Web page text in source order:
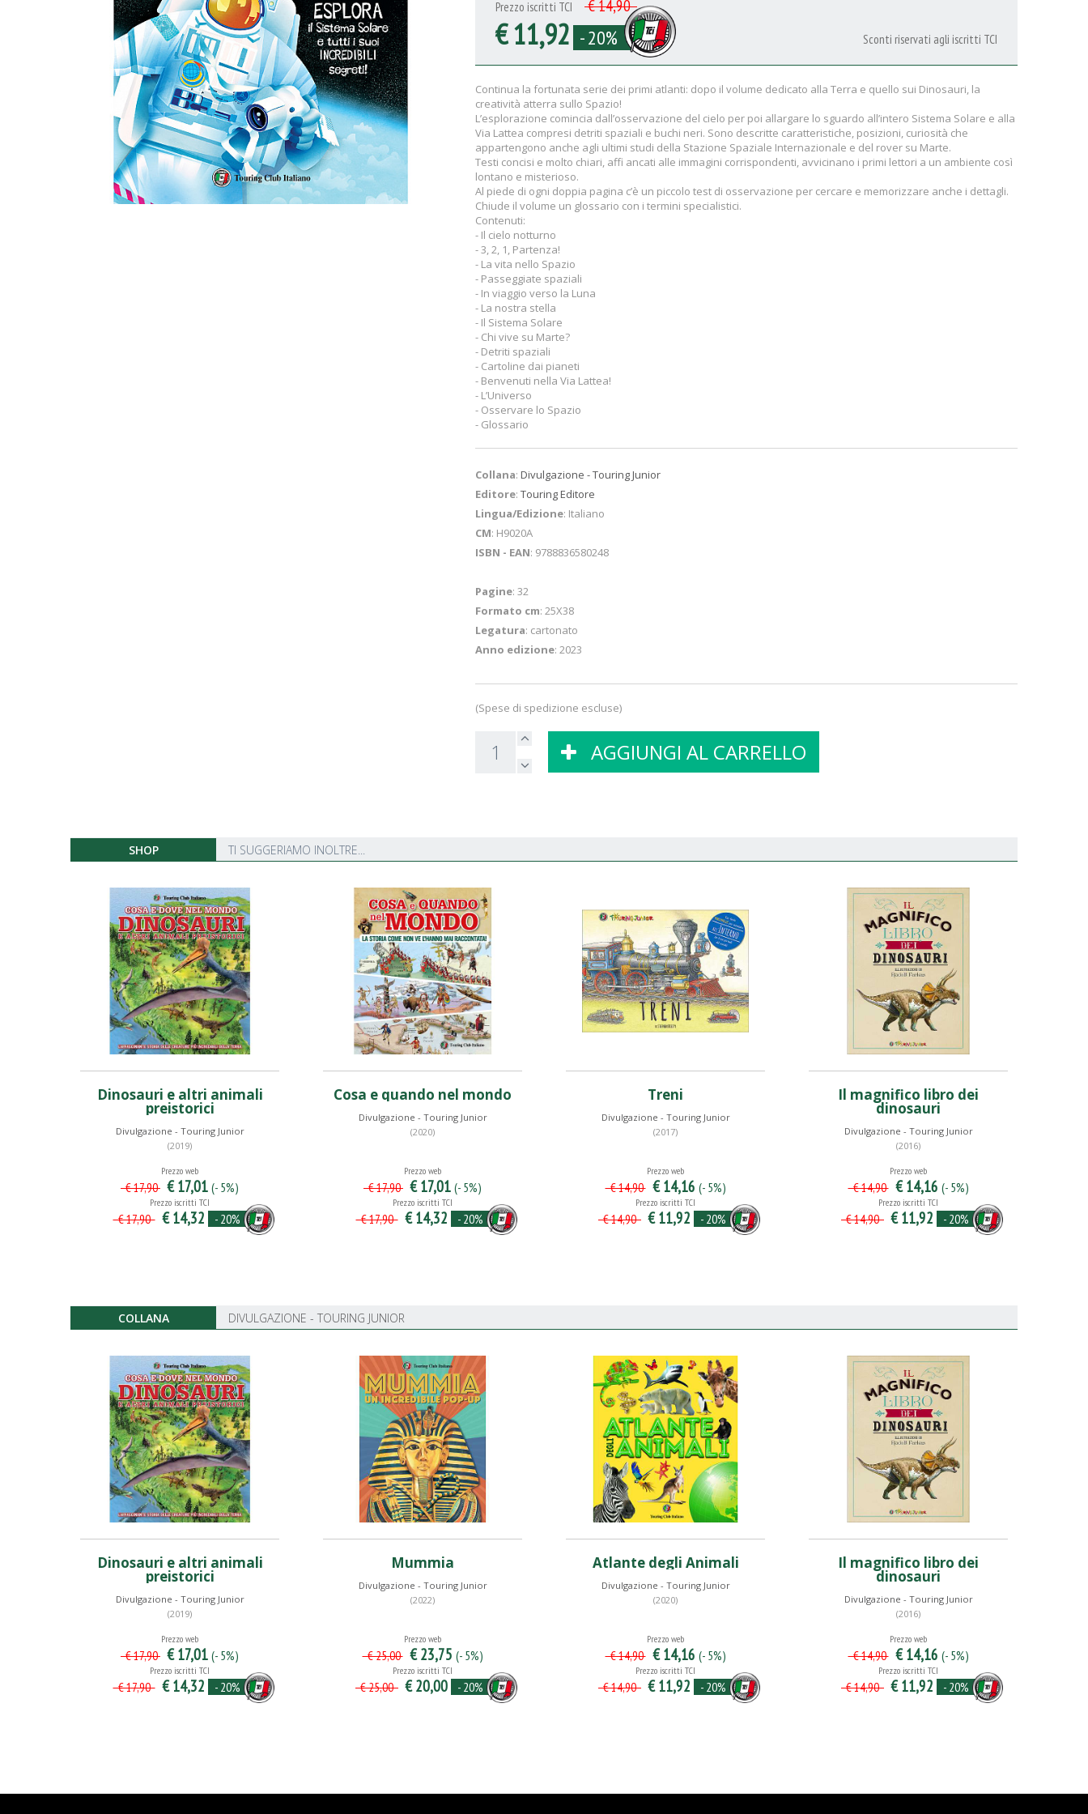
Prezzo iscritti TCI € 14,90
€ 11,92 - 20% Sconti riservati agli iscritti TCI
Continua la fortunata serie dei primi atlanti: dopo il volume dedicato alla Terra e quello sui Dinosauri, la
creatività atterra sullo Spazio!
L’esplorazione comincia dall’osservazione del cielo per poi allargare lo sguardo all’intero Sistema Solare e alla
Via Lattea compresi detriti spaziali e buchi neri. Sono descritte caratteristiche, posizioni, curiosità che
appartengono anche agli ultimi studi della Stazione Spaziale Internazionale e del rover su Marte.
Testi concisi e molto chiari, affi ancati alle immagini corrispondenti, avvicinano i primi lettori a un ambiente così
lontano e misterioso.
Al piede di ogni doppia pagina c’è un piccolo test di osservazione per cercare e memorizzare anche i dettagli.
Chiude il volume un glossario con i termini specialistici.
Contenuti:
- Il cielo notturno
- 3, 2, 1, Partenza!
- La vita nello Spazio
- Passeggiate spaziali
- In viaggio verso la Luna
- La nostra stella
- Il Sistema Solare
- Chi vive su Marte?
- Detriti spaziali
- Cartoline dai pianeti
- Benvenuti nella Via Lattea!
- L’Universo
- Osservare lo Spazio
- Glossario
Collana: Divulgazione - Touring Junior
Editore: Touring Editore
Lingua/Edizione: Italiano
CM: H9020A
ISBN - EAN: 9788836580248
Pagine: 32
Formato cm: 25X38
Legatura: cartonato
Anno edizione: 2023
(Spese di spedizione escluse)
AGGIUNGI AL CARRELLO
SHOP TI SUGGERIAMO INOLTRE...
Dinosauri e altri animali
preistorici
Divulgazione - Touring Junior
(2019)
Prezzo web
€ 17,90 € 17,01 (- 5%)
Prezzo iscritti TCI
€ 17,90 € 14,32 - 20%
Cosa e quando nel mondo
Divulgazione - Touring Junior
(2020)
Prezzo web
€ 17,90 € 17,01 (- 5%)
Prezzo iscritti TCI
€ 17,90 € 14,32 - 20%
Treni
Divulgazione - Touring Junior
(2017)
Prezzo web
€ 14,90 € 14,16 (- 5%)
Prezzo iscritti TCI
€ 14,90 € 11,92 - 20%
Il magnifico libro dei
dinosauri
Divulgazione - Touring Junior
(2016)
Prezzo web
€ 14,90 € 14,16 (- 5%)
Prezzo iscritti TCI
€ 14,90 € 11,92 - 20%
COLLANA DIVULGAZIONE - TOURING JUNIOR
Dinosauri e altri animali
preistorici
Divulgazione - Touring Junior
(2019)
Prezzo web
€ 17,90 € 17,01 (- 5%)
Prezzo iscritti TCI
€ 17,90 € 14,32 - 20%
Mummia
Divulgazione - Touring Junior
(2022)
Prezzo web
€ 25,00 € 23,75 (- 5%)
Prezzo iscritti TCI
€ 25,00 € 20,00 - 20%
Atlante degli Animali
Divulgazione - Touring Junior
(2020)
Prezzo web
€ 14,90 € 14,16 (- 5%)
Prezzo iscritti TCI
€ 14,90 € 11,92 - 20%
Il magnifico libro dei
dinosauri
Divulgazione - Touring Junior
(2016)
Prezzo web
€ 14,90 € 14,16 (- 5%)
Prezzo iscritti TCI
€ 14,90 € 11,92 - 20%